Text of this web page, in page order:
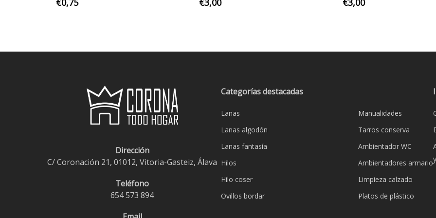
€0,75 €3,00 €3,00
de
producto
Dirección
C/ Coronación 21, 01012, Vitoria-Gasteiz, Álava
Teléfono
654 573 894
Categorías destacadas
Lanas
Lanas algodón
Lanas fantasía
Hilos
Hilo coser
Ovillos bordar
Manualidades
Tarros conserva
Ambientador WC
Ambientadores armario
Limpieza calzado
Platos de plástico